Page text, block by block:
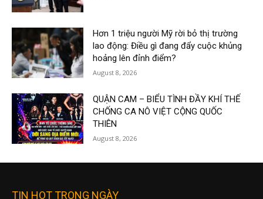
Hơn 1 triệu người Mỹ rời bỏ thị trường
lao động: Điều gì đang đẩy cuộc khủng
hoảng lên đỉnh điểm?
August 8, 2026
QUẬN CAM – BIỂU TÌNH ĐẦY KHÍ THẾ
CHỐNG CA NÔ VIỆT CỘNG QUỐC
THIÊN
August 8, 2026
TIN HOT TRONG NGÀY